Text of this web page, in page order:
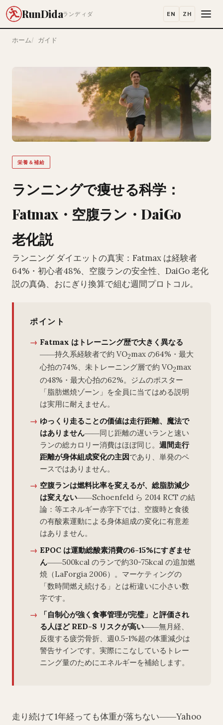
RunDidaランディダ EN ZH
ホーム ガイド
栄養＆補給
ランニングで痩せる科学：
Fatmax・空腹ラン・DaiGo
老化説
ランニング ダイエットの真実：Fatmax は経験者
64%・初心者48%、空腹ランの安全性、DaiGo 老化
説の真偽、おにぎり換算で組む週間プロトコル。
ポイント
Fatmax はトレーニング歴で大きく異なる
――持久系経験者で約 VO2max の64%・最大
心拍の74%、未トレーニング層で約 VO2max
の48%・最大心拍の62%。ジムのポスター
「脂肪燃焼ゾーン」を全員に当てはめる説明
は実用に耐えません。
ゆっくり走ることの価値は走行距離、魔法で
はありません――同じ距離の遅いランと速い
ランの総カロリー消費はほぼ同じ。 週間走行
距離が身体組成変化の主因であり、単発のペ
ースではありません。
空腹ランは燃料比率を変えるが、総脂肪減少
は変えない――Schoenfeld ら 2014 RCT の結
論：等エネルギー赤字下では、空腹時と食後
の有酸素運動による身体組成の変化に有意差
はありません。
EPOC は運動総酸素消費の6-15%にすぎませ
ん――500kcal のランで約30-75kcal の追加燃
焼（LaForgia 2006）。マーケティングの
「数時間燃え続ける」とは桁違いに小さい数
字です。
「自制心が強く食事管理が完璧」と評価され
る人ほど RED-S リスクが高い――無月経、
反復する疲労骨折、週0.5-1%超の体重減少は
警告サインです。実際にこなしているトレー
ニング量のためにエネルギーを補給します。
走り続けて1年経っても体重が落ちない――Yahoo